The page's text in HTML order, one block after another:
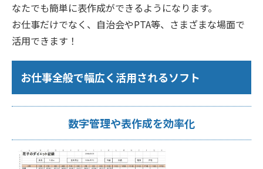
なたでも簡単に表作成ができるようになります。
お仕事だけでなく、自治会やPTA等、さまざまな場面で
活用できます！
お仕事全般で幅広く活用されるソフト
数字管理や表作成を効率化